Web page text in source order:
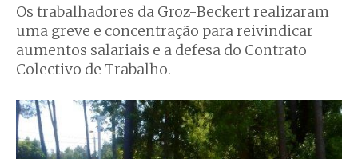
Os trabalhadores da Groz-Beckert realizaram
uma greve e concentração para reivindicar
aumentos salariais e a defesa do Contrato
Colectivo de Trabalho.